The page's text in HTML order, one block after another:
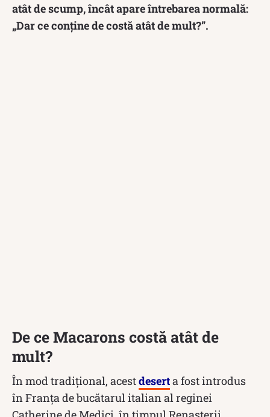
atât de scump, încât apare întrebarea normală:
„Dar ce conține de costă atât de mult?”.
De ce Macarons costă atât de
mult?
În mod tradițional, acestdeserta fost introdus
în Franța de bucătarul italian al reginei